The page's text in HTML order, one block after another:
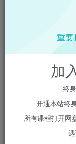
重要
加
终身
开通本站终
所有课程打开网